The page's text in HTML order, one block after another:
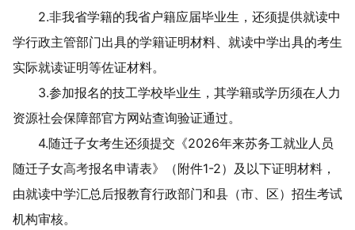
2.非我省学籍的我省户籍应届毕业生，还须提供就读中
学行政主管部门出具的学籍证明材料、 就读中学出具的考生
实际就读证明等佐证材料。
3.参加报名的技工学校毕业生，其学籍或学历须在人力
资源社会保障部官方网站查询验证通过。
4.随迁子女考生还须提交《2026年来苏务工就业人员
随迁子女高考报名申请表》（附件1-2）及以下证明材料 ，
由就读中学汇总后报教育行政部门和县（市、区）招生考试
机构审核。